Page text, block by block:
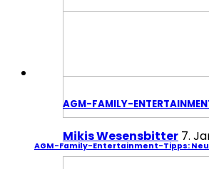
AGM-Family-Entertainment-Tipps:
AGM-FAMILY-
Mikis Wesensbitter 7.